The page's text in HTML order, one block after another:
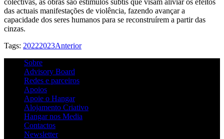
das actuais manifestações de violência, fazendo avançar a
capacidade dos seres humanos para se reconstruírem a partir das
cinzas.
Tags: 20222023Anterior
Sobre
Advisory Board
Redes e parceiros
Apoios
Apoie o Hangar
Alojamento Criativo
Hangar nos Media
Contactos
Newsletter